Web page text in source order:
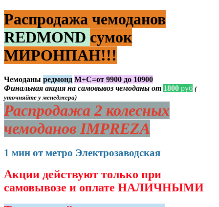
Распродажа чемоданов
REDMOND сумок
МИРОНПАН!!!
Чемоданы редмонд М+С=от 9900 до 10900
Финальная акция на самовывоз чемоданы от 1800 руб (
уточняйте у менеджера)
Распродажа 2 колесных
чемоданов IMPREZA
1 мин от метро Электрозаводская
Акции действуют только при
самовывозе и оплате НАЛИЧНЫМИ